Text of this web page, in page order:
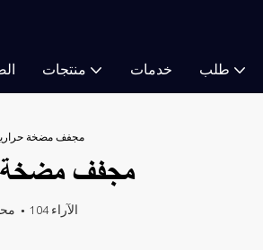
منتجات خدمات طلب
مجفف مضخة
#مجفف مضخة
1 104 الآراء